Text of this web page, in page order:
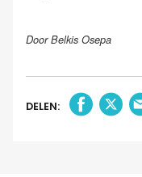
Door Belkis Osepa
DELEN: